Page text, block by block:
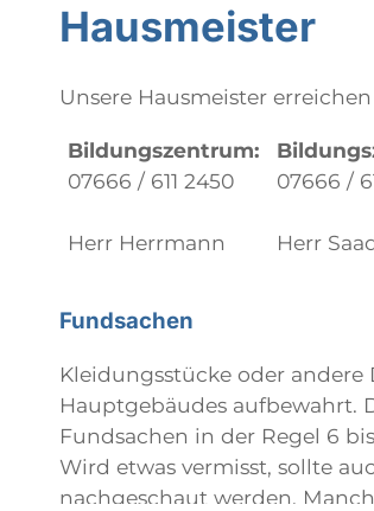
Hausmeister
Unsere Hausmeister
Bildungszentrum:
07666 / 611 2450
Herr Herrmann
07666 /
Herr
Fundsachen
Kleidungsstücke oder
Hauptgebäudes aufbewahrt.
Fundsachen in der Regel 6
Wird etwas vermisst, sollte
nachgeschaut werden.